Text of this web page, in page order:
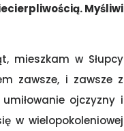
Myśliwi
mieszkam w Słupcy
zawsze, i zawsze z
ojczyzny i
w wielopokoleniowej